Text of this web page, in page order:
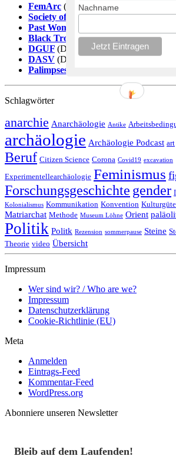
FemArc (DE)
Society of Black Archaeologists(EN)
Past Women
Black Trowel Collectiv(EN)
DGUF (DE)
DASV (DE)
Palimpsestos
Schlagwörter
anarchie Anarchäologie Antike
archäologie Archäologie Podcast art
Beruf Citizen Science Corona Covid19 excavation
Experimentellearchäologie Feminismus
Forschungsgeschichte gender
Kolonialismus Kommunikation Konvention
Matriarchat Methode Museum Löhne Orient
Politik Politk Rezension sommerpause Steine
Theorie video Übersicht
Impressum
Wer sind wir? / Who are we?
Impressum
Datenschutzerklärung
Cookie-Richtlinie (EU)
Meta
Anmelden
Eintrags-Feed
Kommentar-Feed
WordPress.org
Abonniere unseren Newsletter
Bleib auf dem Laufenden!
Nachname